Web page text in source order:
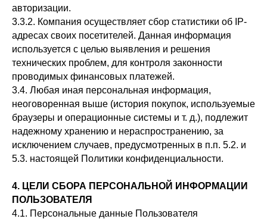
авторизации.
3.3.2. Компания осуществляет сбор статистики об IP-
адресах своих посетителей. Данная информация
используется с целью выявления и решения
технических проблем, для контроля законности
проводимых финансовых платежей.
3.4. Любая иная персональная информация,
неоговоренная выше (история покупок, используемые
браузеры и операционные системы и т. д.), подлежит
надежному хранению и нераспространению, за
исключением случаев, предусмотренных в п.п. 5.2. и
5.3. настоящей Политики конфиденциальности.
4. ЦЕЛИ СБОРА ПЕРСОНАЛЬНОЙ ИНФОРМАЦИИ
ПОЛЬЗОВАТЕЛЯ
4.1. Персональные данные Пользователя